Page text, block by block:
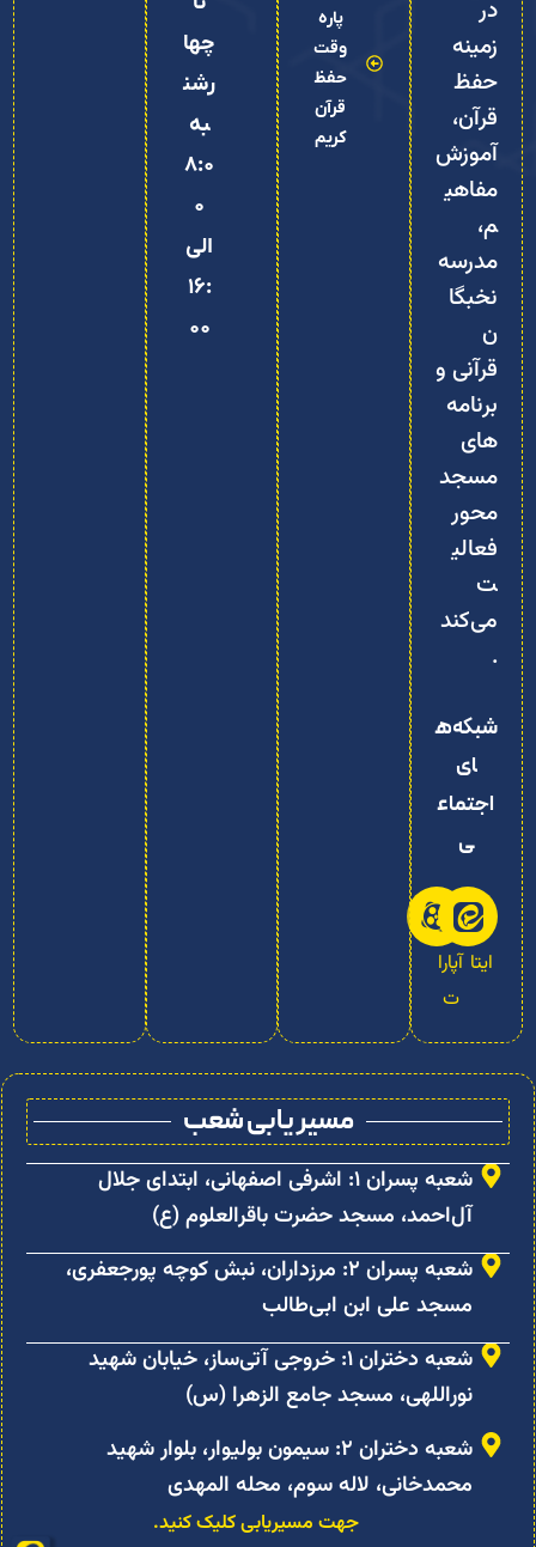
در
زمینه
حفظ
قرآن،
آموزش
مفاهی
م،
مدرسه
نخبگا
ن
قرآنی و
برنامه‌
های
مسجد‌
محور
فعالی
ت
می‌کند
.
شبکه‌ه
ای
اجتماع
ی
آپارا
ت
ایتا
پاره
وقت
حفظ
قرآن
کریم
چها
رشن
به
8:0
0
الی
16:
00
مسیر یابی شعب
شعبه پسران ۱: اشرفی اصفهانی، ابتدای جلال
آل‌احمد، مسجد حضرت باقرالعلوم (ع)
شعبه پسران ۲: مرزداران، نبش کوچه پورجعفری،
مسجد علی ابن ابی‌طالب
شعبه دختران ۱: خروجی آتی‌ساز، خیابان شهید
نوراللهی، مسجد جامع الزهرا (س)
شعبه دختران ۲: سیمون بولیوار، بلوار شهید
محمدخانی، لاله سوم، محله المهدی
جهت مسیریابی کلیک کنید.